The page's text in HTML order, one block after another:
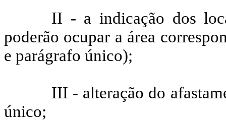
II - a indicação dos
poderão ocupar a área
e parágrafo único);
III - alteração do
único;